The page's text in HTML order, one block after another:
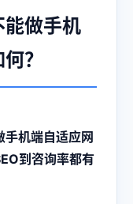
做手机
？
机端自适应网
到咨询率都有